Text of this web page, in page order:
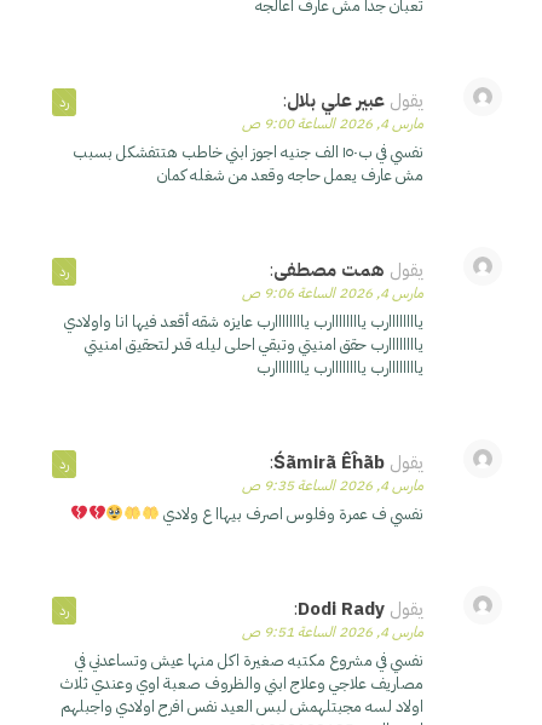
تعبان جدا مش عارف اعالجه
يقول عبير علي بلال:
مارس 4, 2026 الساعة 9:00 ص
نفسي في ب١٥٠ الف جنيه اجوز ابني خاطب هتتفشكل بسبب
مش عارف يعمل حاجه وقعد من شغله كمان
رد
يقول همت مصطفى:
مارس 4, 2026 الساعة 9:06 ص
ياااااااارب ياااااااارب ياااااااارب عايزه شقه أقعد فيها انا واولادي
ياااااااارب حقق امنيتي وتبقي احلى ليله قدر لتحقيق امنيتي
ياااااااارب ياااااااارب ياااااااارب
رد
يقول Śãmirã Êĥãb
:
مارس 4, 2026 الساعة 9:35 ص
نفسي ف عمرة وفلوس اصرف بيهاا ع ولادي
رد
يقول Dodi Rady
:
مارس 4, 2026 الساعة 9:51 ص
نفسي في مشروع مكتبه صغيرة اكل منها عيش وتساعدني في
مصاريف علاجي وعلاج ابني والظروف صعبة اوي وعندي ثلاث
اولاد لسه مجبتلهمش لبس العيد نفس افرح اولادي واجبلهم
رد